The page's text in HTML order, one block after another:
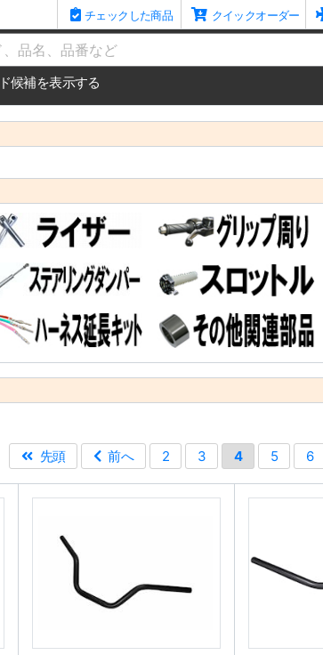
チェックした商品 クイックオーダー
候補を表示する
先頭
前へ 2 3 4 5 6